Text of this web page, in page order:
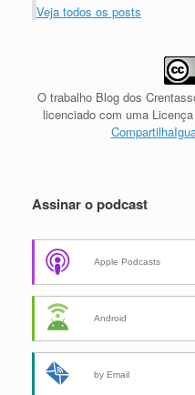
Veja todos os posts
O trabalho Blog dos
licenciado com uma Licença
Assinar o podcast
Apple Podcasts
Android
by Email